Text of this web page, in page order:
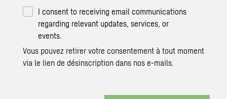
I consent to receiving email communications
regarding relevant updates, services, or
events.
Vous pouvez retirer votre consentement à tout moment
via le lien de désinscription dans nos e-mails.